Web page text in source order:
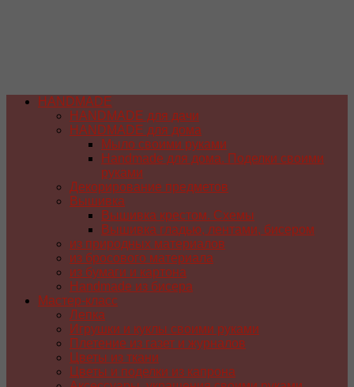
HANDMADE
HANDMADE для дачи
HANDMADE для дома
Мыло своими руками
Handmade для дома. Поделки своими
руками
Декорирование предметов
Вышивка
Вышивка крестом. Схемы
Вышивка гладью, лентами, бисером
из природных материалов
из бросового материала
из бумаги и картона
Handmade из бисера
Мастер-класс
Лепка
Игрушки и куклы своими руками
Плетение из газет и журналов
Цветы из ткани
Цветы и поделки из капрона